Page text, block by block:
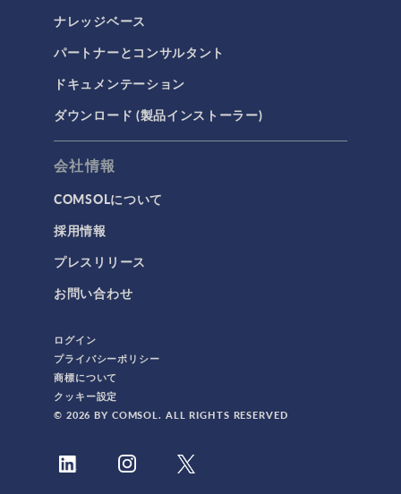
ナレッジベース
パートナーとコンサルタント
ドキュメンテーション
ダウンロード (製品インストーラー)
会社情報
COMSOLについて
採用情報
プレスリリース
お問い合わせ
ログイン
プライバシーポリシー
商標について
クッキー設定
© 2026 BY COMSOL. ALL RIGHTS RESERVED